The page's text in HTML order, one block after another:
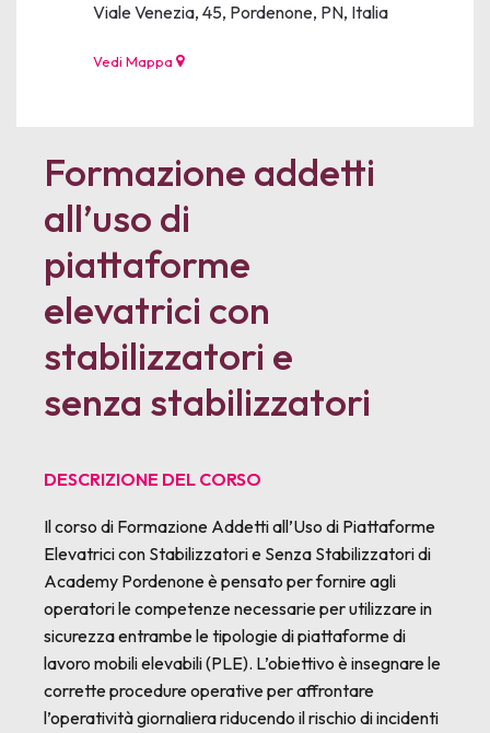
Viale Venezia, 45, Pordenone, PN, Italia
Vedi Mappa
Formazione addetti
all’uso di
piattaforme
elevatrici con
stabilizzatori e
senza stabilizzatori
DESCRIZIONE DEL CORSO
Il corso di Formazione Addetti all’Uso di Piattaforme
Elevatrici con Stabilizzatori e Senza Stabilizzatori di
Academy Pordenone è pensato per fornire agli
operatori le competenze necessarie per utilizzare in
sicurezza entrambe le tipologie di piattaforme di
lavoro mobili elevabili (PLE). L’obiettivo è insegnare le
corrette procedure operative per affrontare
l’operatività giornaliera riducendo il rischio di incidenti